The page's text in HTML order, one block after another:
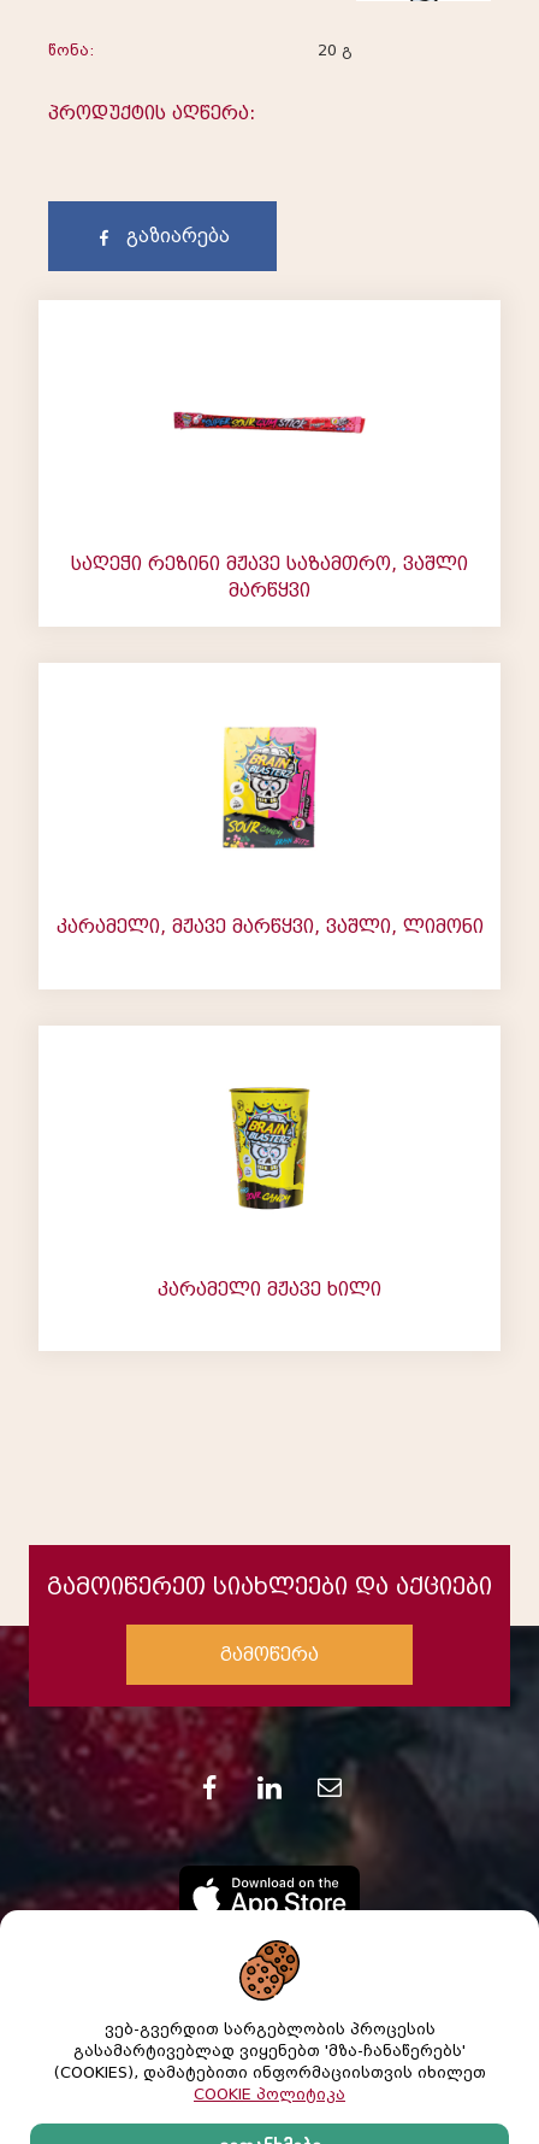
წონა: 20 გ
პროდუქტის აღწერა:
გაზიარება
საღეჭი რეზინი მჟავე საზამთრო, ვაშლი
მარწყვი
კარამელი, მჟავე მარწყვი, ვაშლი, ლიმონი
კარამელი მჟავე ხილი
ვებ-გვერდით სარგებლობის პროცესის
გასამარტივებლად ვიყენებთ 'მზა-ჩანაწერებს'
(COOKIES), დამატებითი ინფორმაციისთვის იხილეთ
COOKIE პოლიტიკა
გამოიწერეთ სიახლეები და აქციები
გამოწერა